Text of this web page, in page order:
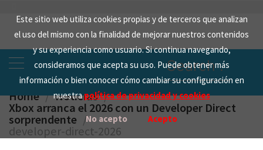
Este sitio web utiliza cookies propias y de terceros que analizan
el uso del mismo con la finalidad de mejorar nuestros contenidos
y su experiencia como usuario. Si continua navegando,
consideramos que acepta su uso. Puede obtener más
información o bien conocer cómo cambiar su configuración en
nuestrapolítica de privacidad y cookies
No acepto Acepto
content
Search
for:
Home Noticias
Xbox arranca el 2026 con un Developer Direct
sorprendente
developer-direct-2026